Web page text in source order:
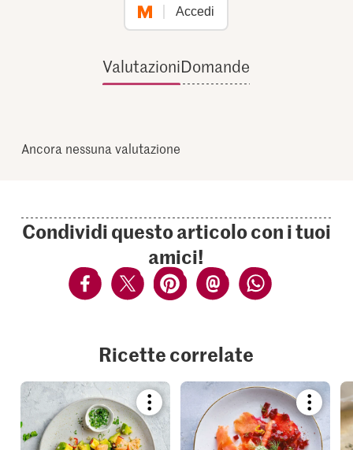
Accedi
ValutazioniDomande
Ancora nessuna valutazione
Condividi questo articolo con i tuoi
amici!
Ricette correlate
Bookmark
recipe
or
add
recipe
or
add